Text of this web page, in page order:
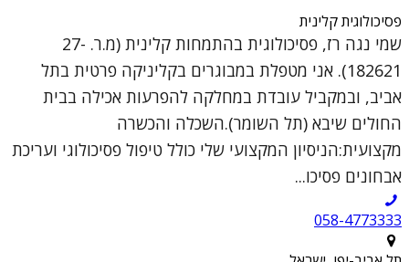
פסיכולוגית קלינית
שמי נגה רז, פסיכולוגית בהתמחות קלינית (מ.ר. 27-
182621). אני מטפלת במבוגרים בקליניקה פרטית בתל
אביב, ובמקביל עובדת במחלקה להפרעות אכילה בבית
החולים שיבא (תל השומר).השכלה והכשרה
מקצועית:הניסיון המקצועי שלי כולל טיפול פסיכולוגי ועריכת
אבחונים פסיכו...
058-4773333